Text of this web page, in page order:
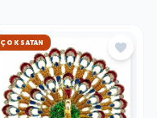
ÇOK SATAN